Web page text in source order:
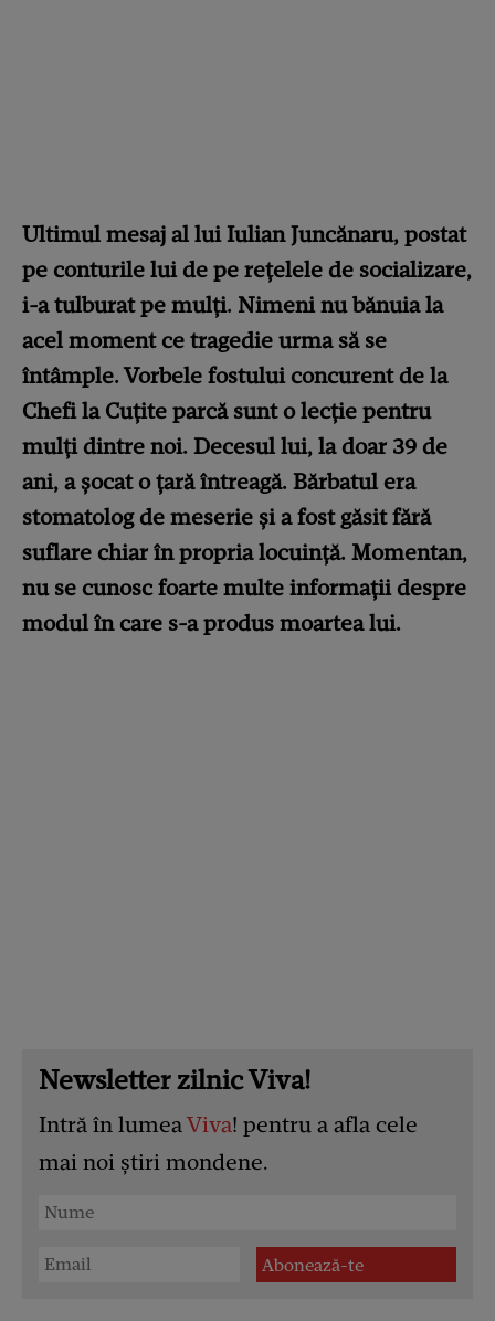
Ultimul mesaj al lui Iulian Juncănaru, postat
pe conturile lui de pe rețelele de socializare,
i-a tulburat pe mulți. Nimeni nu bănuia la
acel moment ce tragedie urma să se
întâmple. Vorbele fostului concurent de la
Chefi la Cuțite parcă sunt o lecție pentru
mulți dintre noi. Decesul lui, la doar 39 de
ani, a șocat o țară întreagă. Bărbatul era
stomatolog de meserie și a fost găsit fără
suflare chiar în propria locuință. Momentan,
nu se cunosc foarte multe informații despre
modul în care s-a produs moartea lui.
Newsletter zilnic Viva!
Intră în lumeaViva! pentru a afla cele
mai noi știri mondene.